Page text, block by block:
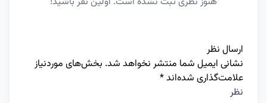
ارسال نظر
نشانی ایمیل شما منتشر نخواهد شد. بخش‌های موردنیاز
علامت‌گذاری شده‌اند*
نظر